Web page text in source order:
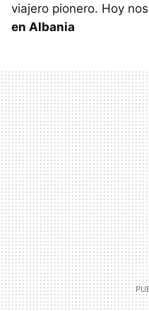
viajero pionero. Hoy
en Albania